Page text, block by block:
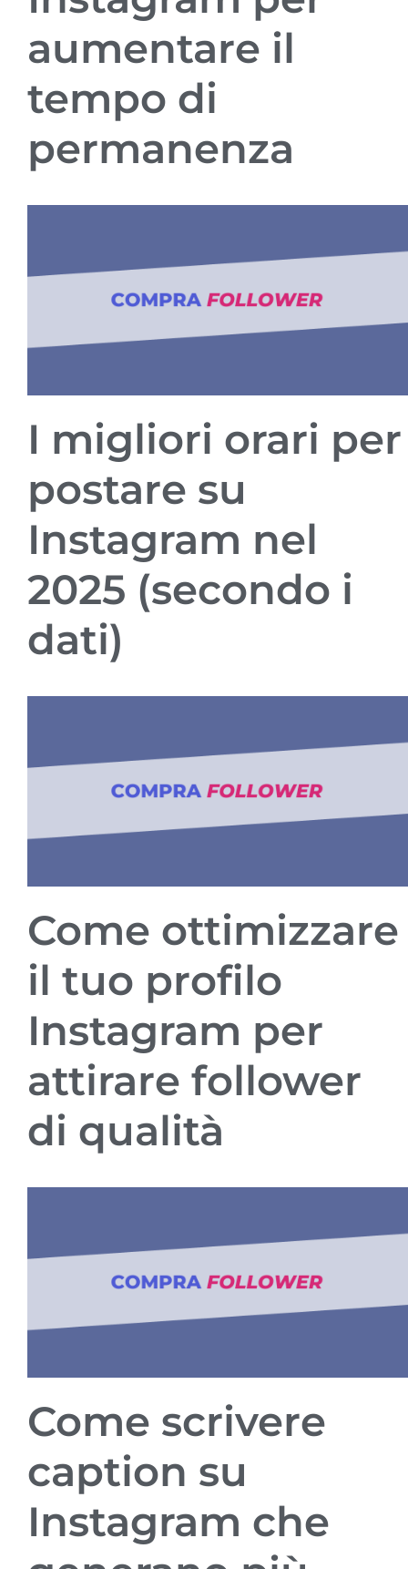
aumentare il
tempo di
permanenza
I migliori orari per
postare su
Instagram nel
2025 (secondo i
dati)
Come ottimizzare
il tuo profilo
Instagram per
attirare follower
di qualità
Come scrivere
caption su
Instagram che